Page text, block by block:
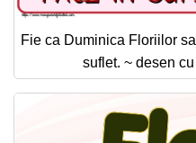
Fie ca Duminica Floriilor
suflet. ~ desen